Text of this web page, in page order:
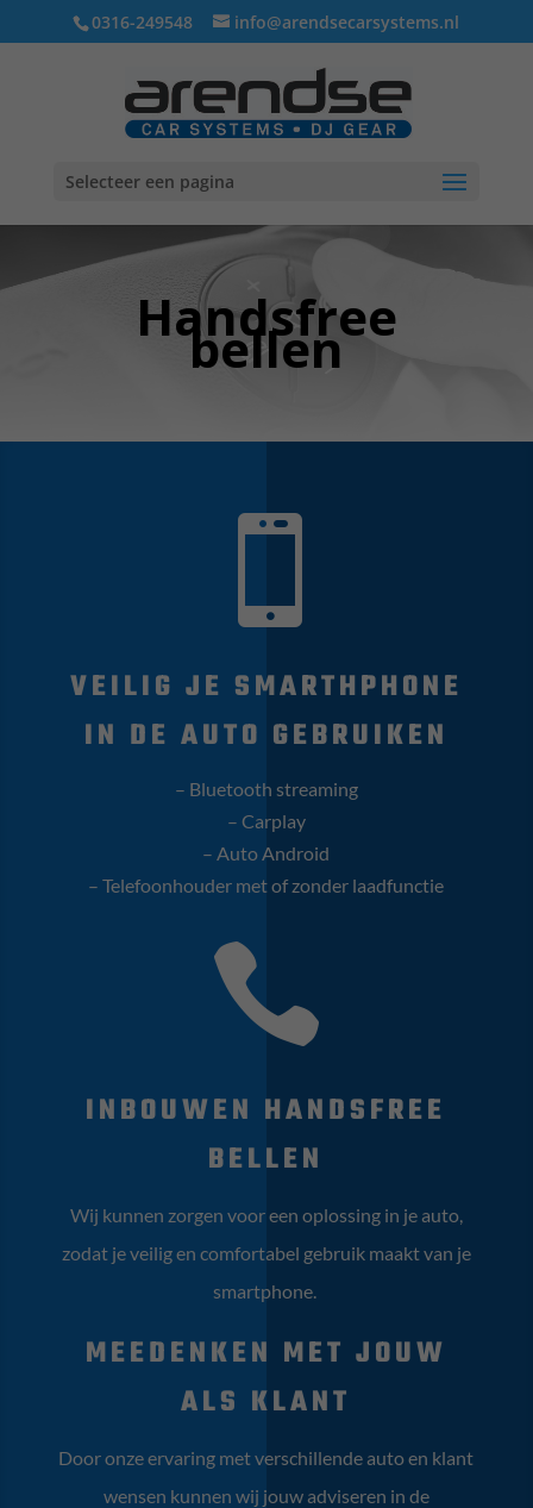
0316-249548 info@arendsecarsystems.nl
Selecteer een pagina
Handsfree
bellen

VEILIG JE SMARTHPHONE
IN DE AUTO GEBRUIKEN
– Bluetooth streaming
– Carplay
– Auto Android
– Telefoonhouder met of zonder laadfunctie

INBOUWEN HANDSFREE
BELLEN
Wij kunnen zorgen voor een oplossing in je auto,
zodat je veilig en comfortabel gebruik maakt van je
smartphone.
MEEDENKEN MET JOUW
ALS KLANT
Door onze ervaring met verschillende auto en klant
wensen kunnen wij jouw adviseren in de